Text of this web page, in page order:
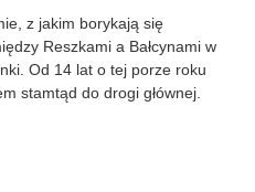
7
-
0
2
z jakim borykają się
Reszkami a Bałcynami w
Od 14 lat o tej porze roku
stamtąd do drogi głównej.